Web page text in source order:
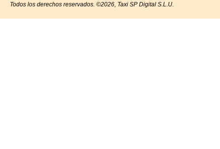
Todos los derechos reservados. ©2026, Taxi SP Digital S.L.U.